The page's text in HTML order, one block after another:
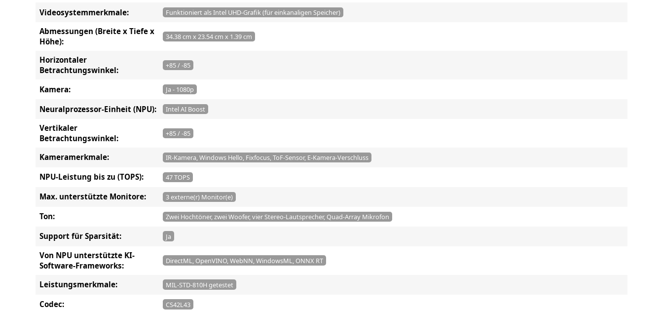
Videosystemmerkmale: Funktioniert als Intel UHD-Grafik (für einkanaligen Speicher)
Abmessungen (Breite x Tiefe x
Höhe):
34.38 cm x 23.54 cm x 1.39 cm
Horizontaler
Betrachtungswinkel:
+85 / -85
Kamera: Ja - 1080p
Neuralprozessor-Einheit (NPU): Intel AI Boost
Vertikaler
Betrachtungswinkel:
+85 / -85
Kameramerkmale: IR-Kamera, Windows Hello, Fixfocus, ToF-Sensor, E-Kamera-Verschluss
NPU-Leistung bis zu (TOPS): 47 TOPS
Max. unterstützte Monitore: 3 externe(r) Monitor(e)
Ton: Zwei Hochtöner, zwei Woofer, vier Stereo-Lautsprecher, Quad-Array Mikrofon
Support für Sparsität: Ja
Von NPU unterstützte KI-
Software-Frameworks:
DirectML, OpenVINO, WebNN, WindowsML, ONNX RT
Leistungsmerkmale: MIL-STD-810H getestet
Codec: CS42L43